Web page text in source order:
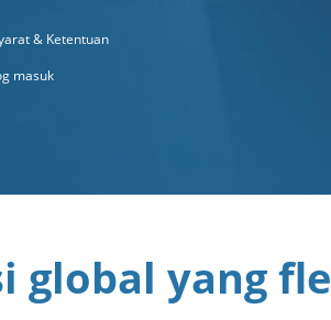
& Ketentuan
masuk
global yang